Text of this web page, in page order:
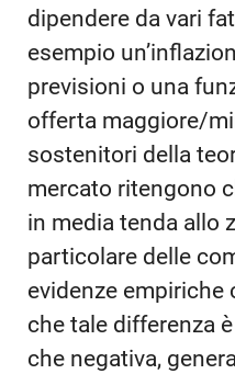
dipendere da vari
esempio
previsioni o una
offerta maggiore/
sostenitori della
mercato ritengono
in media tenda allo
particolare delle
evidenze
che tale differenza
che negativa,